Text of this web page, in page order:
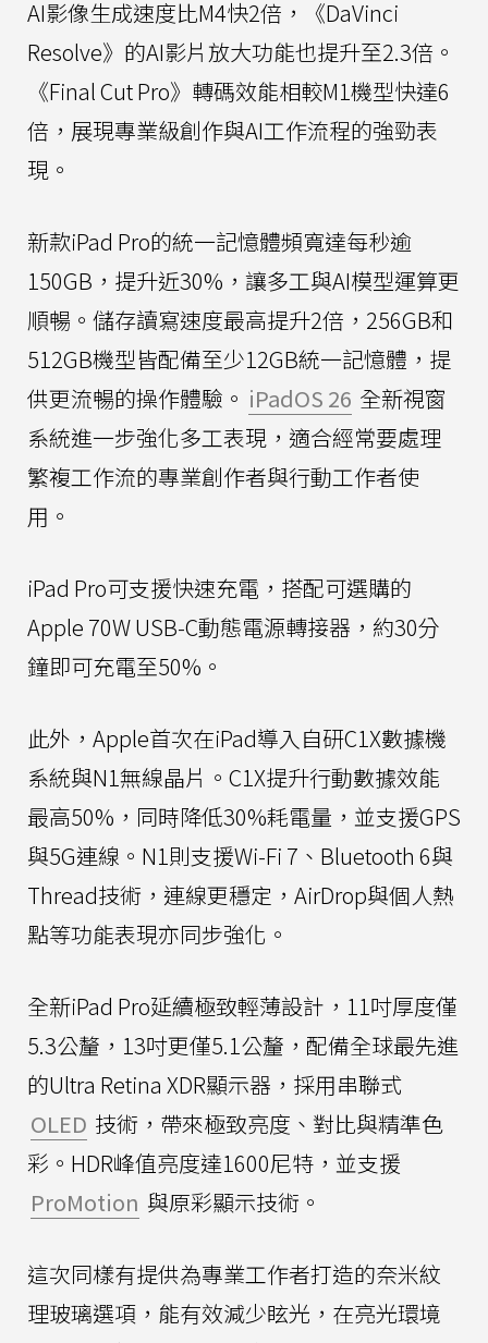
AI影像生成速度比M4快2倍，《DaVinci
Resolve》的AI影片放大功能也提升至2.3倍。
《Final Cut Pro》轉碼效能相較M1機型快達6
倍，展現專業級創作與AI工作流程的強勁表
現。
新款iPad Pro的統一記憶體頻寬達每秒逾
150GB，提升近30%，讓多工與AI模型運算更
順暢。儲存讀寫速度最高提升2倍，256GB和
512GB機型皆配備至少12GB統一記憶體，提
供更流暢的操作體驗。 iPadOS 26 全新視窗
系統進一步強化多工表現，適合經常要處理
繁複工作流的專業創作者與行動工作者使
用。
iPad Pro可支援快速充電，搭配可選購的
Apple 70W USB-C動態電源轉接器，約30分
鐘即可充電至50%。
此外，Apple首次在iPad導入自研C1X數據機
系統與N1無線晶片。C1X提升行動數據效能
最高50%，同時降低30%耗電量，並支援GPS
與5G連線。N1則支援Wi-Fi 7、Bluetooth 6與
Thread技術，連線更穩定，AirDrop與個人熱
點等功能表現亦同步強化。
全新iPad Pro延續極致輕薄設計，11吋厚度僅
5.3公釐，13吋更僅5.1公釐，配備全球最先進
的Ultra Retina XDR顯示器，採用串聯式
OLED 技術，帶來極致亮度、對比與精準色
彩。HDR峰值亮度達1600尼特，並支援
ProMotion 與原彩顯示技術。
這次同樣有提供為專業工作者打造的奈米紋
理玻璃選項，能有效減少眩光，在亮光環境